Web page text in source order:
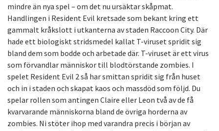
mindre än nya spel – om det nu ursäktar skåpmat.
Handlingen i Resident Evil kretsade som bekant kring ett
gammalt kråkslott i utkanterna av staden Raccoon City. Där
hade ett biologiskt stridsmedel kallat T-viruset spridit sig
bland dem som bodde och arbetade där. T-viruset är ett virus
som förvandlar människor till blodtörstande zombies. I
spelet Resident Evil 2 så har smittan spridit sig från huset
och in i staden och skapat kaos och massdöd som följd. Du
spelar rollen som antingen Claire eller Leon två av de få
kvarvarande människorna bland de övriga horderna av
zombies. Ni stöter ihop med varandra precis i början av